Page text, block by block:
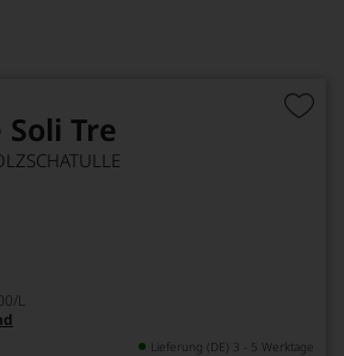
Tre
/L
Lieferung (DE) 3 - 5 Werktage